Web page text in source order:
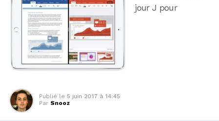
jour J pour
Publié le 5 juin 2017 à 14:45
Par Snooz